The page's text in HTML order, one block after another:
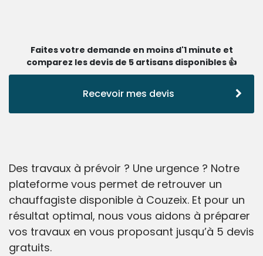
Faites votre demande en moins d'1 minute et
comparez les devis de 5 artisans disponibles 👍
Recevoir mes devis
Des travaux à prévoir ? Une urgence ? Notre
plateforme vous permet de retrouver un
chauffagiste disponible à Couzeix. Et pour un
résultat optimal, nous vous aidons à préparer
vos travaux en vous proposant jusqu’à 5 devis
gratuits.